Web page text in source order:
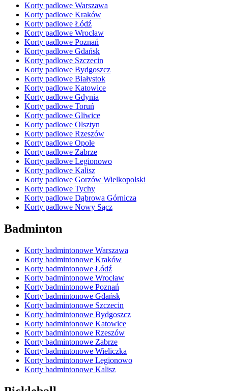
Korty padlowe Warszawa
Korty padlowe Kraków
Korty padlowe Łódź
Korty padlowe Wrocław
Korty padlowe Poznań
Korty padlowe Gdańsk
Korty padlowe Szczecin
Korty padlowe Bydgoszcz
Korty padlowe Białystok
Korty padlowe Katowice
Korty padlowe Gdynia
Korty padlowe Toruń
Korty padlowe Gliwice
Korty padlowe Olsztyn
Korty padlowe Rzeszów
Korty padlowe Opole
Korty padlowe Zabrze
Korty padlowe Legionowo
Korty padlowe Kalisz
Korty padlowe Gorzów Wielkopolski
Korty padlowe Tychy
Korty padlowe Dąbrowa Górnicza
Korty padlowe Nowy Sącz
Badminton
Korty badmintonowe Warszawa
Korty badmintonowe Kraków
Korty badmintonowe Łódź
Korty badmintonowe Wrocław
Korty badmintonowe Poznań
Korty badmintonowe Gdańsk
Korty badmintonowe Szczecin
Korty badmintonowe Bydgoszcz
Korty badmintonowe Katowice
Korty badmintonowe Rzeszów
Korty badmintonowe Zabrze
Korty badmintonowe Wieliczka
Korty badmintonowe Legionowo
Korty badmintonowe Kalisz